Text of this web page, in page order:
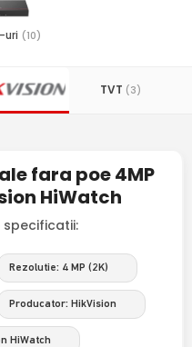
uri (10)
TVT (3)
fara poe 4MP
HiWatch
Rezolutie: 4 MP (2K)
Producator: HikVision
HiWatch